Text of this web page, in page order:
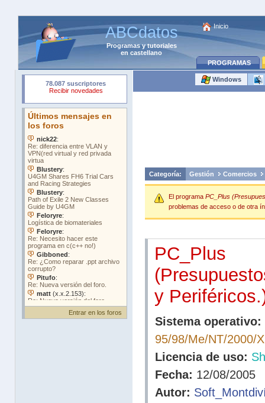
ABCdatos
Programasytutoriales
en castellano
Inicio
PROGRAMAS
Entrar en los foros
Windows
Categoría: Gestión Comercios
El programa PC_Plus
problemas de acceso o de otra
PC_Plus
y
Sistema operativo:
95/98/Me/NT/2000/
Licencia de uso:
Fecha: 12/08/2005
Autor: